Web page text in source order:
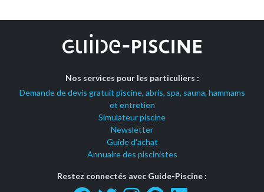
Nos services pour les particuliers :
Demande de devis gratuit piscine, abris, spa, sauna, hammams
et entretien
Simulateur piscine
Newsletter
Guide d'achat
Annuaire des piscinistes
Restez connectés avec Guide-Piscine :